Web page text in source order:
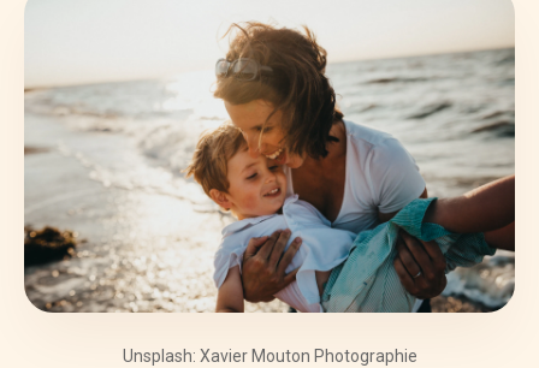
Unsplash: Xavier Mouton Photographie